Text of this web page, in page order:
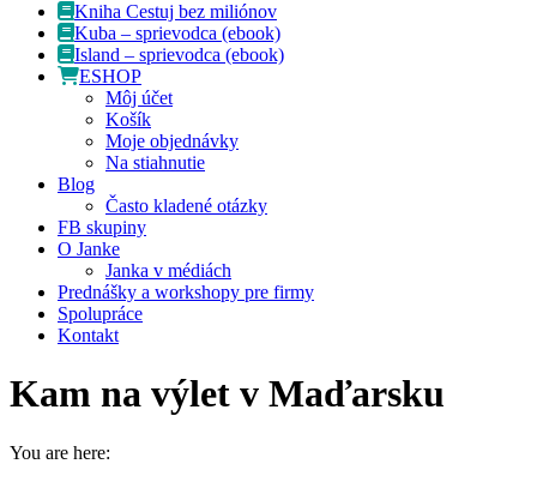
Kniha Cestuj bez miliónov
Kuba – sprievodca (ebook)
Island – sprievodca (ebook)
ESHOP
Môj účet
Košík
Moje objednávky
Na stiahnutie
Blog
Často kladené otázky
FB skupiny
O Janke
Janka v médiách
Prednášky a workshopy pre firmy
Spolupráce
Kontakt
Kam na výlet v Maďarsku
You are here: